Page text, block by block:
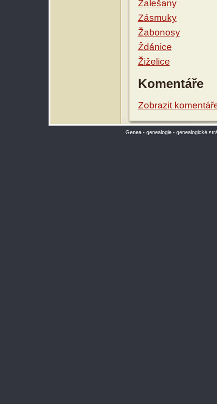
Zalešany
Zásmuky
Žabonosy
Ždánice
Žiželice
Komentáře
Zobrazit
Genea - genealogie - genealogické